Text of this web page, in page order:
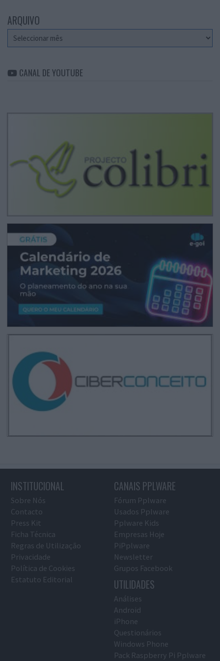
ARQUIVO
Arquivo
CANAL DE YOUTUBE
INSTITUCIONAL
Sobre Nós
Contacto
Press Kit
Ficha Técnica
Regras de Utilização
Privacidade
Política de Cookies
Estatuto Editorial
CANAIS PPLWARE
Fórum Pplware
Usados Pplware
Pplware Kids
Empresas Hoje
PiPplware
Newsletter
Grupos Facebook
UTILIDADES
Análises
Android
iPhone
Questionários
Windows Phone
Pack Raspberry Pi Pplware